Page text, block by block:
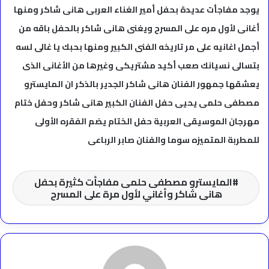
يوجد مفاجأت عديدة بحفل أمير الغناء العربى هانى شاكر ومنها
أغانى لأول مره على المسرح ويغنى هانى شاكر بالحفل باقه من
أجمل اغانيه على مر تاريخه الفنى الكبير ومنها بحبك يا غالى لسه
بتسالى نسيانك صعب أكيد مشتريكى وغيرها من الأغانى الذى
يعشقها جمهور الفنان هانى شاكر الجدير بالذكر ان المايسترو
مصطفى حلمى يحيى حفل الفنان الكبير هانى شاكر وحفل ختام
مهرجان الموسيقى العربية حفل الختام يضم الفقره الأولى
للمطربة المتميزه سوما والفنان صابر الرباعى
المايسترو مصطفى حلمى مفاجأت كثيرة بحفل
هانى شاكر وأغاني لأول مرة على المسرح